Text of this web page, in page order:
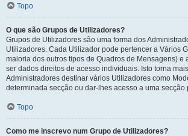
Topo
O que são Grupos de Utilizadores?
Grupos de Utilizadores são uma forma dos
Utilizadores. Cada Utilizador pode pertencer a Vários
maioria dos outros tipos de Quadros de Mensagens) e
ser dados direitos de acesso individuais. Isto torna
Administradores destinar vários Utilizadores como
determinada secção ou dar-lhes acesso a uma secção
Topo
Como me inscrevo num Grupo de Utilizadores?